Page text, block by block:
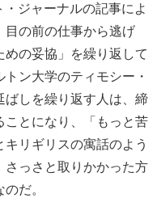
ジャーナルの記事によ
目の前の仕事から逃げ
の妥協」を繰り返して
ン大学のティモシー・
ばしを繰り返す人は、締
とになり、「もっと苦
リギリスの寓話のよう
さっさと取りかかった方
だ。